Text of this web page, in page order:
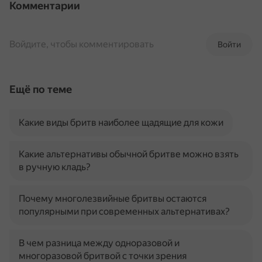
Комментарии
Войти
Войдите, чтобы комментировать
Ещё по теме
Какие виды бритв наиболее щадящие для кожи
Какие альтернативы обычной бритве можно взять
в ручную кладь?
Почему многолезвийные бритвы остаются
популярными при современных альтернативах?
В чем разница между одноразовой и
многоразовой бритвой с точки зрения